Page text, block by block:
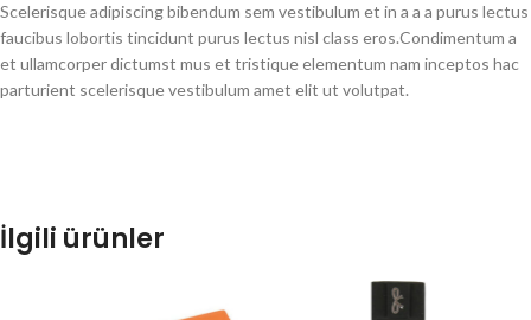
Scelerisque adipiscing bibendum sem vestibulum et in a a a purus lectus
faucibus lobortis tincidunt purus lectus nisl class eros.Condimentum a
et ullamcorper dictumst mus et tristique elementum nam inceptos hac
parturient scelerisque vestibulum amet elit ut volutpat.
İlgili ürünler